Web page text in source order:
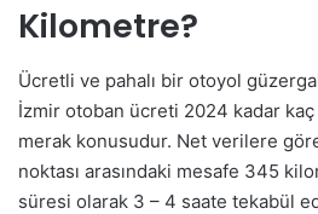
Kilometre?
Ücretli ve pahalı bir otoyol
İzmir otoban ücreti 2024 kadar
merak konusudur. Net verilere
noktası arasındaki mesafe 345
süresi olarak 3 – 4 saate tekabül